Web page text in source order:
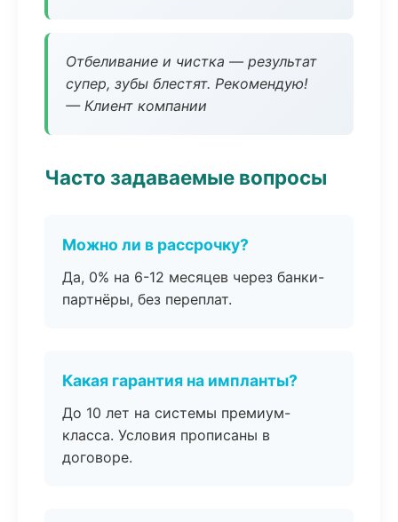
Отбеливание и чистка — результат
супер, зубы блестят. Рекомендую!
— Клиент компании
Часто задаваемые вопросы
Можно ли в рассрочку?
Да, 0% на 6-12 месяцев через банки-
партнёры, без переплат.
Какая гарантия на импланты?
До 10 лет на системы премиум-
класса. Условия прописаны в
договоре.